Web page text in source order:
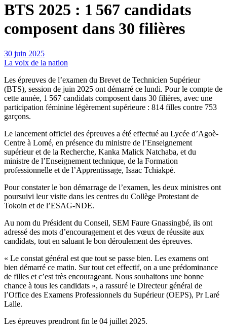
BTS 2025 : 1 567 candidats
composent dans 30 filières
30 juin 2025
La voix de la nation
Les épreuves de l’examen du Brevet de Technicien Supérieur
(BTS), session de juin 2025 ont démarré ce lundi. Pour le compte de
cette année, 1 567 candidats composent dans 30 filières, avec une
participation féminine légèrement supérieure : 814 filles contre 753
garçons.
Le lancement officiel des épreuves a été effectué au Lycée d’Agoè-
Centre à Lomé, en présence du ministre de l’Enseignement
supérieur et de la Recherche, Kanka Malick Natchaba, et du
ministre de l’Enseignement technique, de la Formation
professionnelle et de l’Apprentissage, Isaac Tchiakpé.
Pour constater le bon démarrage de l’examen, les deux ministres ont
poursuivi leur visite dans les centres du Collège Protestant de
Tokoin et de l’ESAG-NDE.
Au nom du Président du Conseil, SEM Faure Gnassingbé, ils ont
adressé des mots d’encouragement et des vœux de réussite aux
candidats, tout en saluant le bon déroulement des épreuves.
« Le constat général est que tout se passe bien. Les examens ont
bien démarré ce matin. Sur tout cet effectif, on a une prédominance
de filles et c’est très encourageant. Nous souhaitons une bonne
chance à tous les candidats », a rassuré le Directeur général de
l’Office des Examens Professionnels du Supérieur (OEPS), Pr Laré
Lalle.
Les épreuves prendront fin le 04 juillet 2025.